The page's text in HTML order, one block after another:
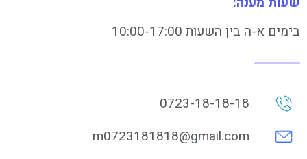
בימים א-ה בין השעות 10:00-17:00
0723-18-18-18
m0723181818@gmail.com